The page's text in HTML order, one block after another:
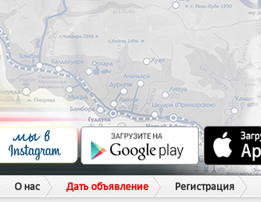
О нас Дать объявление Регистрация